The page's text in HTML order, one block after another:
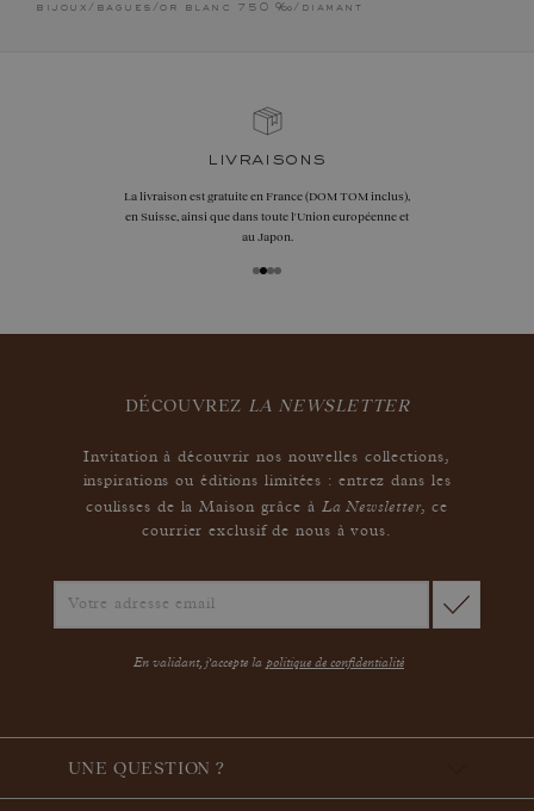
bijoux / bagues / or blanc 750 ‰ / diamant
livraisons
La livraison est gratuite en France (DOM TOM inclus),
en Suisse, ainsi que dans toute l'Union européenne et
au Japon.
DÉCOUVREZ LA NEWSLETTER
Invitation à découvrir nos nouvelles collections,
inspirations ou éditions limitées : entrez dans les
coulisses de la Maison grâce à La Newsletter,ce
courrier exclusif de nous à vous.
En validant, j'accepte la politique de confidentialité
UNE QUESTION ?